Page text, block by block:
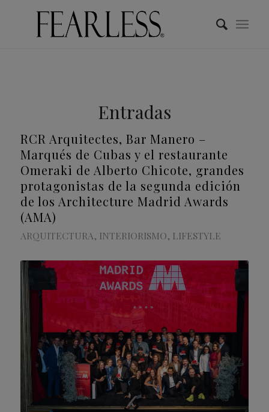
Entradas
RCR Arquitectes, Bar Manero –
Marqués de Cubas y el restaurante
Omeraki de Alberto Chicote, grandes
protagonistas de la segunda edición
de los Architecture Madrid Awards
(AMA)
ARQUITECTURA, INTERIORISMO, LIFESTYLE